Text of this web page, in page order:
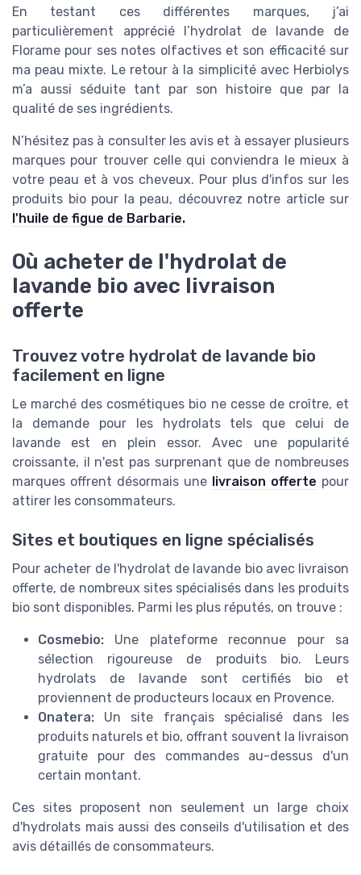
En testant ces différentes marques, j’ai
particulièrement apprécié l’hydrolat de lavande de
Florame pour ses notes olfactives et son efficacité sur
ma peau mixte. Le retour à la simplicité avec Herbiolys
m’a aussi séduite tant par son histoire que par la
qualité de ses ingrédients.
N’hésitez pas à consulter les avis et à essayer plusieurs
marques pour trouver celle qui conviendra le mieux à
votre peau et à vos cheveux. Pour plus d'infos sur les
produits bio pour la peau, découvrez notre article sur
l'huile de figue de Barbarie.
Où acheter de l'hydrolat de
lavande bio avec livraison
offerte
Trouvez votre hydrolat de lavande bio
facilement en ligne
Le marché des cosmétiques bio ne cesse de croître, et
la demande pour les hydrolats tels que celui de
lavande est en plein essor. Avec une popularité
croissante, il n'est pas surprenant que de nombreuses
marques offrent désormais une livraison offerte pour
attirer les consommateurs.
Sites et boutiques en ligne spécialisés
Pour acheter de l'hydrolat de lavande bio avec livraison
offerte, de nombreux sites spécialisés dans les produits
bio sont disponibles. Parmi les plus réputés, on trouve :
Cosmebio: Une plateforme reconnue pour sa
sélection rigoureuse de produits bio. Leurs
hydrolats de lavande sont certifiés bio et
proviennent de producteurs locaux en Provence.
Onatera: Un site français spécialisé dans les
produits naturels et bio, offrant souvent la livraison
gratuite pour des commandes au-dessus d'un
certain montant.
Ces sites proposent non seulement un large choix
d'hydrolats mais aussi des conseils d'utilisation et des
avis détaillés de consommateurs.